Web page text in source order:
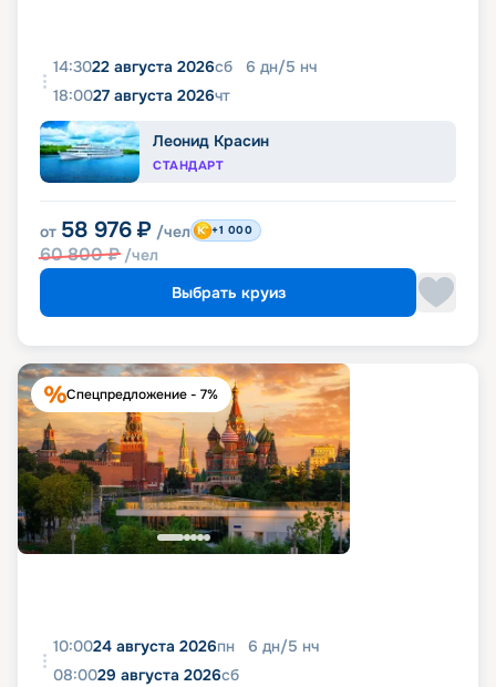
14:3022 августа 2026сб 6 дн/5 нч
18:0027 августа 2026чт
Леонид Красин
СТАНДАРТ
от 58 976 ₽ /чел
60 800₽ /чел
+1 000
Выбрать круиз
Спецпредложение - 7%
10:0024 августа 2026пн 6 дн/5 нч
08:0029 августа 2026сб